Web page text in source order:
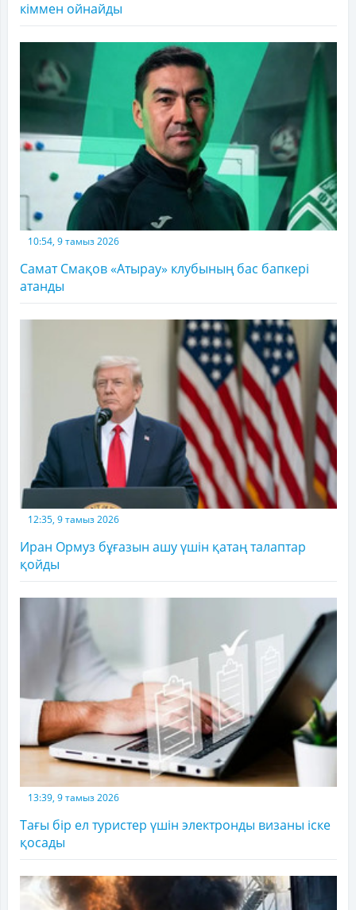
кіммен ойнайды
10:54, 9 тамыз 2026
Самат Смақов «Атырау» клубының бас бапкері
атанды
12:35, 9 тамыз 2026
Иран Ормуз бұғазын ашу үшін қатаң талаптар
қойды
13:39, 9 тамыз 2026
Тағы бір ел туристер үшін электронды визаны іске
қосады